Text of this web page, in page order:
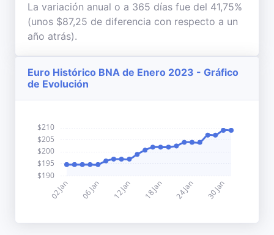
La variación anual o a 365 días fue del 41,75%
(unos $87,25 de diferencia con respecto a un
año atrás).
Euro Histórico BNA de Enero 2023 - Gráfico
de Evolución